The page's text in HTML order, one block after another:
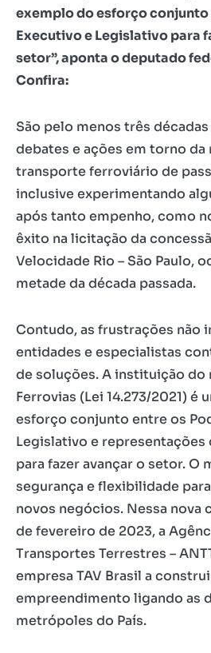
exemplo do esforço conjunto
Executivo e Legislativo para
setor”, aponta o deputado
Confira:
São pelo menos três
debates e ações em torno da
transporte ferroviário de
inclusive experimentando
após tanto empenho, como
êxito na licitação da
Velocidade Rio – São Paulo,
metade da década passada.
Contudo, as frustrações não
entidades e especialistas
de soluções. A instituição do
Ferrovias (Lei 14.273/2021) é
esforço conjunto entre os
Legislativo e
para fazer avançar o setor. O
segurança e flexibilidade
novos negócios. Nessa nova
de fevereiro de 2023, a
Transportes Terrestres –
empresa TAV Brasil a
empreendimento ligando as
metrópoles do País.